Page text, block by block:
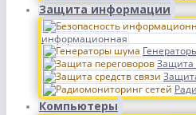
Защита информации
информационная
Защита
Компьютеры